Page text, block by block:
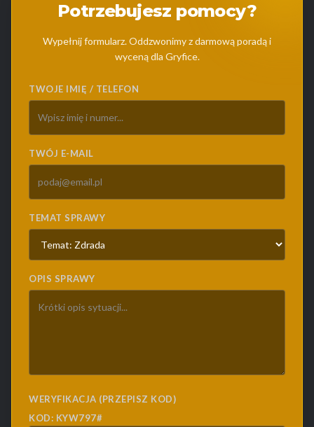
Potrzebujesz pomocy?
Wypełnij formularz. Oddzwonimy z darmową poradą i
wyceną dla Gryfice.
TWOJE IMIĘ / TELEFON
TWÓJ E-MAIL
TEMAT SPRAWY
OPIS SPRAWY
WERYFIKACJA (PRZEPISZ KOD)
KOD: KYW797#